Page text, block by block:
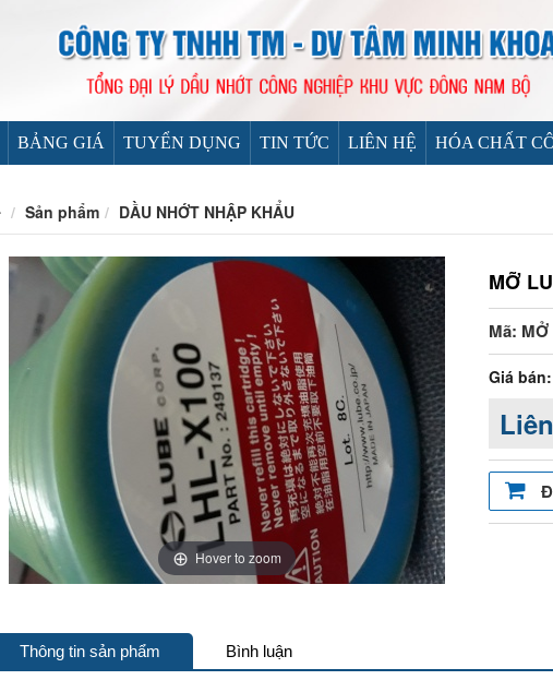
BẢNG GIÁ TUYỂN DỤNG TIN TỨC LIÊN HỆ HÓA CHẤT
Sản phẩm DẦU NHỚT NHẬP KHẨU
Hover to zoom
MỠ
Mã:
Giá bán:
Thông tin sản phẩm Bình luận